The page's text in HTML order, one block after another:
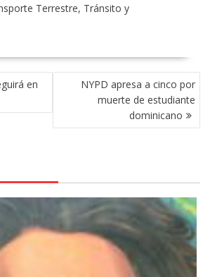
Terrestre, Tránsito y
en
NYPD apresa a cinco por
muerte de estudiante
dominicano